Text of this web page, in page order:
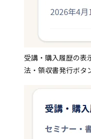
受講・購入履歴の表
法・領収書発行ボタ